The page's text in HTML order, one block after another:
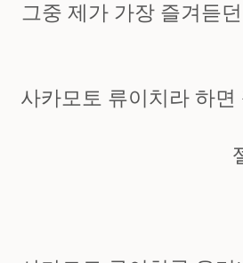
그중 제가 가장 즐겨듣
사카모토 류이치라 하